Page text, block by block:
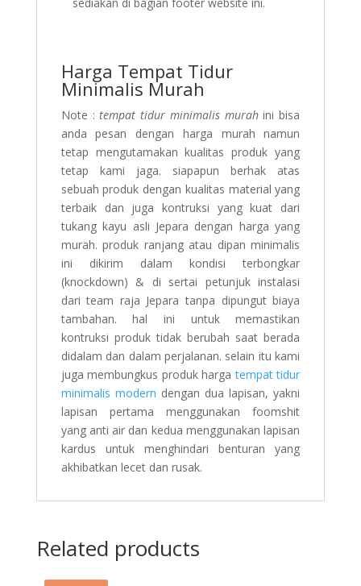
sediakan di bagian footer website ini.
Harga Tempat Tidur
Minimalis Murah
Note :tempat tidur minimalis murahini bisa
anda pesan dengan harga murah namun
tetap mengutamakan kualitas produk yang
tetap kami jaga. siapapun berhak atas
sebuah produk dengan kualitas material yang
terbaik dan juga kontruksi yang kuat dari
tukang kayu asli Jepara dengan harga yang
murah. produk ranjang atau dipan minimalis
ini dikirim dalam kondisi terbongkar
(knockdown) & di sertai petunjuk instalasi
dari team raja Jepara tanpa dipungut biaya
tambahan. hal ini untuk memastikan
kontruksi produk tidak berubah saat berada
didalam dan dalam perjalanan. selain itu kami
juga membungkus produk hargatempat tidur
minimalis modern dengan dua lapisan, yakni
lapisan pertama menggunakan foomshit
yang anti air dan kedua menggunakan lapisan
kardus untuk menghindari benturan yang
akhibatkan lecet dan rusak.
Related products